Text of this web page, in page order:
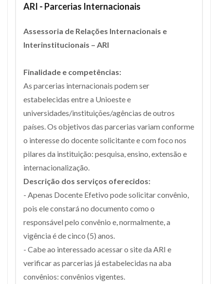
ARI - Parcerias Internacionais
Assessoria de Relações Internacionais e
Interinstitucionais – ARI
Finalidade e competências:
As parcerias internacionais podem ser
estabelecidas entre a Unioeste e
universidades/instituições/agências de outros
países. Os objetivos das parcerias variam conforme
o interesse do docente solicitante e com foco nos
pilares da instituição: pesquisa, ensino, extensão e
internacionalização.
Descrição dos serviços oferecidos:
- Apenas Docente Efetivo pode solicitar convênio,
pois ele constará no documento como o
responsável pelo convênio e, normalmente, a
vigência é de cinco (5) anos.
- Cabe ao interessado acessar o site da ARI e
verificar as parcerias já estabelecidas na aba
convênios: convênios vigentes.